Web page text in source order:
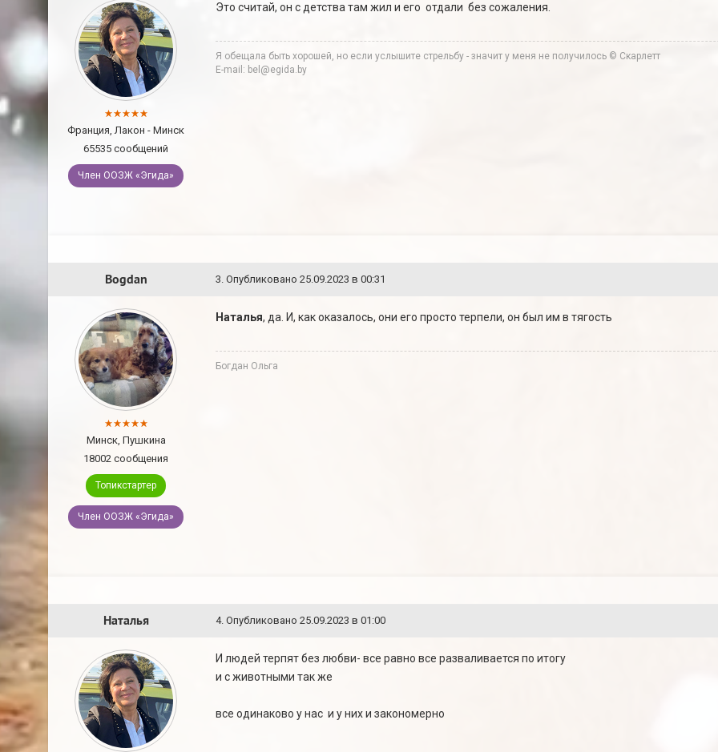
Франция, Лакон - Минск
65535 сообщений
Член ООЗЖ «Эгида»
Это считай, он с детства там жил и его отдали без сожаления.
Я обещала быть хорошей, но если услышите стрельбу - значит у меня не получилось © Скарлетт
E-mail: bel@egida.by
Bogdan 3. Опубликовано 25.09.2023 в 00:31
Минск, Пушкина
18002 сообщения
Топикстартер
Член ООЗЖ «Эгида»
Наталья, да. И, как оказалось, они его просто терпели, он был им в тягость
Богдан Ольга
Наталья 4. Опубликовано 25.09.2023 в 01:00
И людей терпят без любви- все равно все разваливается по итогу
и с животными так же
все одинаково у нас и у них и закономерно